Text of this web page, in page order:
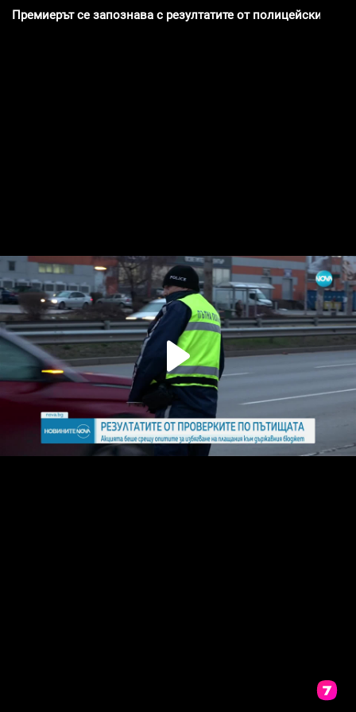
Премиерът се запознава с резултатите от полицейските